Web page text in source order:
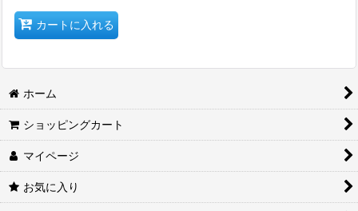
カートに入れる
ホーム
ショッピングカート
マイページ
お気に入り